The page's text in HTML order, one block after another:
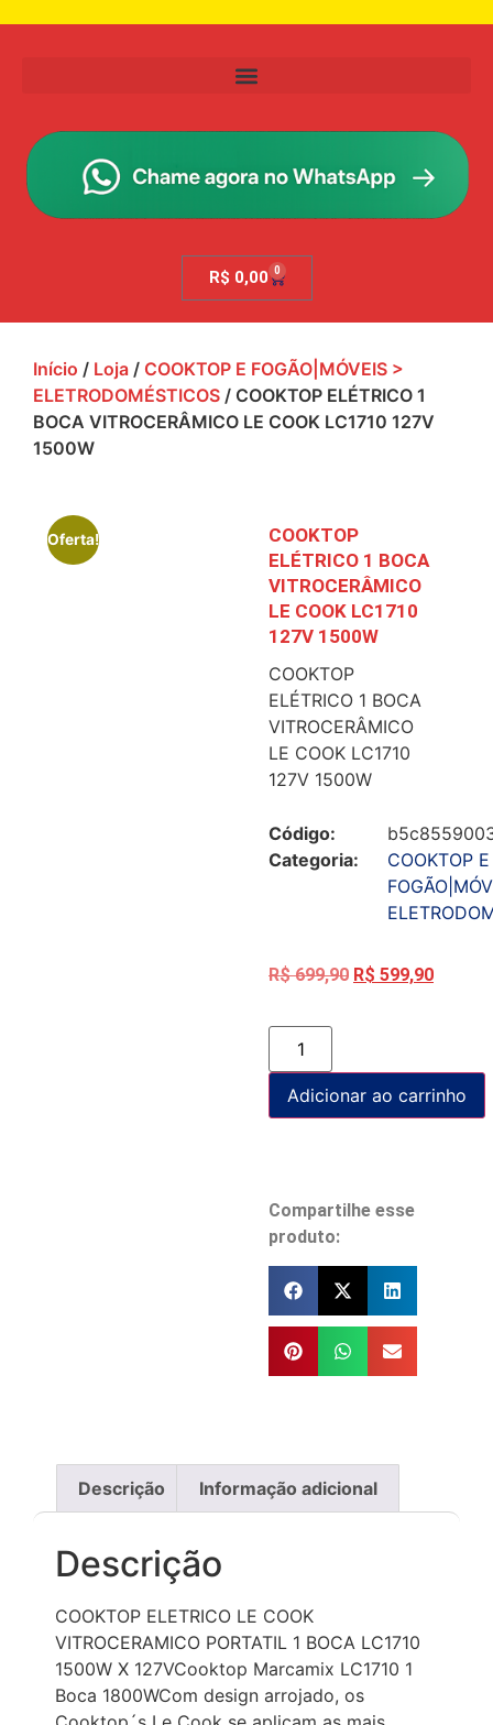
R$ 0,00 0
Início / Loja / COOKTOP E FOGÃO|MÓVEIS >
ELETRODOMÉSTICOS / COOKTOP ELÉTRICO 1
BOCA VITROCERÂMICO LE COOK LC1710 127V
1500W
Oferta!
COOKTOP
ELÉTRICO 1 BOCA
VITROCERÂMICO
LE COOK LC1710
127V 1500W
COOKTOP
ELÉTRICO 1 BOCA
VITROCERÂMICO
LE COOK LC1710
127V 1500W
Código:
Categoria:
COOKTOP E
R$699,90 R$ 599,90
Adicionar ao carrinho
Compartilhe esse
produto:
Descrição Informação adicional
Descrição
COOKTOP ELETRICO LE COOK
VITROCERAMICO PORTATIL 1 BOCA LC1710
1500W X 127VCooktop Marcamix LC1710 1
Boca 1800WCom design arrojado, os